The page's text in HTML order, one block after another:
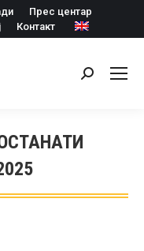
Прес центар
Контакт
Search: